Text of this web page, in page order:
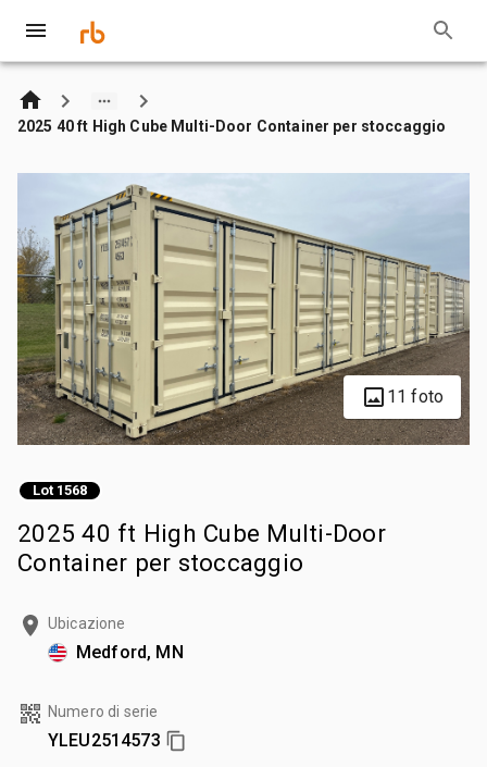
2025 40 ft High Cube Multi-Door Container per stoccaggio
11 foto
Lot 1568
2025 40 ft High Cube Multi-Door
Container per stoccaggio
Ubicazione
Medford, MN
Numero di serie
YLEU2514573